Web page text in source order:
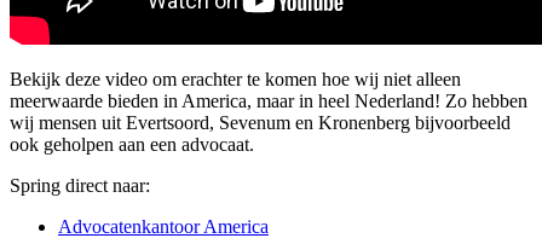
Bekijk deze video om erachter te komen hoe wij niet alleen
meerwaarde bieden in America, maar in heel Nederland! Zo hebben
wij mensen uit Evertsoord, Sevenum en Kronenberg bijvoorbeeld
ook geholpen aan een advocaat.
Spring direct naar:
Advocatenkantoor America